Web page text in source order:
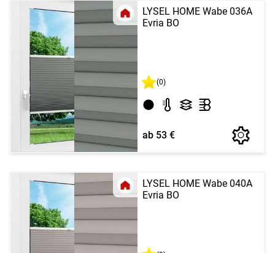
LYSEL HOME Wabe 036A
Evria BO
(0)
ab 53 €
LYSEL HOME Wabe 040A
Evria BO